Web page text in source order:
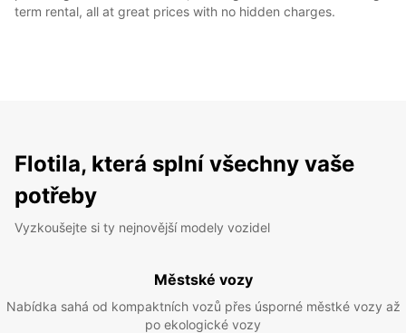
term rental, all at great prices with no hidden charges.
Flotila, která splní všechny vaše
potřeby
Vyzkoušejte si ty nejnovější modely vozidel
Městské vozy
Nabídka sahá od kompaktních vozů přes úsporné městké vozy až
po ekologické vozy